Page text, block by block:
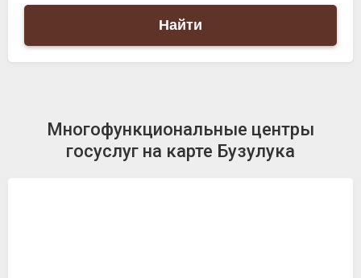
Найти
Многофункциональные центры
госуслуг на карте Бузулука